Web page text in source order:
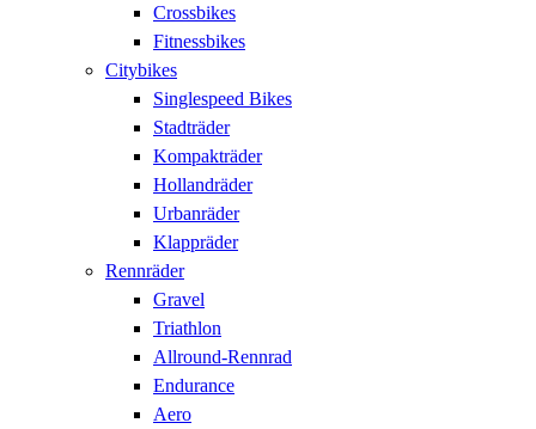
Crossbikes
Fitnessbikes
Citybikes
Singlespeed Bikes
Stadträder
Kompakträder
Hollandräder
Urbanräder
Klappräder
Rennräder
Gravel
Triathlon
Allround-Rennrad
Endurance
Aero